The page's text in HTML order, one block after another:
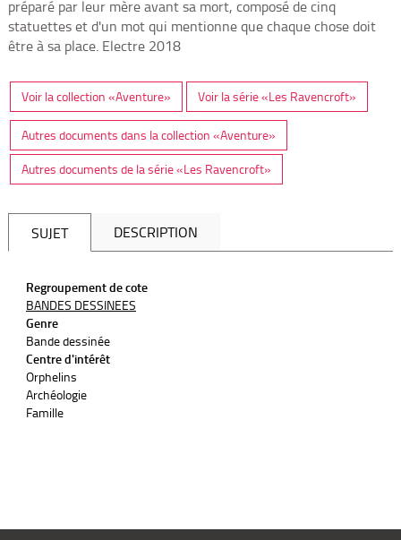
préparé par leur mère avant sa mort, composé de cinq
statuettes et d'un mot qui mentionne que chaque chose doit
être à sa place. ­Electre 2018
Voir la collection «Aventure» Voir la série «Les Ravencroft»
Autres documents dans la collection «Aventure»
Autres documents de la série «Les Ravencroft»
SUJET DESCRIPTION
Regroupement de cote
BANDES DESSINEES
Genre
Bande dessinée
Centre d'intérêt
Orphelins
Archéologie
Famille